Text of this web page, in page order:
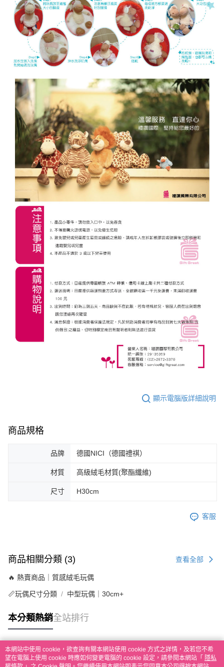
顯示電腦版詳細說明
商品規格
品牌 德國NICI（德國禮祺）
材質 高級絨毛材質(聚酯纖維)
尺寸 H30cm
客服
商品相關分類 (3) 查看全部
🔥 熱賣商品｜質感絨毛玩偶
📏玩偶尺寸分類 中型玩偶｜30cm+
本分類熱銷全站排行
熱門標籤
本網站中使用 cookie，欲查詢有關本網站使用 cookie 方式之詳情，及若您不希
望在電腦上使用 cookie 時應如何變更電腦的 cookie 設定，請參閱本網站「 隱私